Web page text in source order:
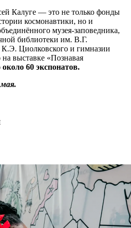
Калуге — это не только фонды
космонавтики, но и
музея-заповедника,
библиотеки им. В.Г.
Циолковского и гимназии
выставке «Познавая
около 60 экспонатов.